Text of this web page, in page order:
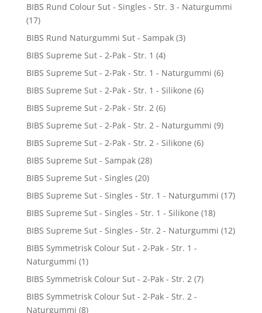
BIBS Rund Colour Sut - Singles - Str. 3 - Naturgummi
(17)
BIBS Rund Naturgummi Sut - Sampak (3)
BIBS Supreme Sut - 2-Pak - Str. 1 (4)
BIBS Supreme Sut - 2-Pak - Str. 1 - Naturgummi (6)
BIBS Supreme Sut - 2-Pak - Str. 1 - Silikone (6)
BIBS Supreme Sut - 2-Pak - Str. 2 (6)
BIBS Supreme Sut - 2-Pak - Str. 2 - Naturgummi (9)
BIBS Supreme Sut - 2-Pak - Str. 2 - Silikone (6)
BIBS Supreme Sut - Sampak (28)
BIBS Supreme Sut - Singles (20)
BIBS Supreme Sut - Singles - Str. 1 - Naturgummi (17)
BIBS Supreme Sut - Singles - Str. 1 - Silikone (18)
BIBS Supreme Sut - Singles - Str. 2 - Naturgummi (12)
BIBS Symmetrisk Colour Sut - 2-Pak - Str. 1 -
Naturgummi (1)
BIBS Symmetrisk Colour Sut - 2-Pak - Str. 2 (7)
BIBS Symmetrisk Colour Sut - 2-Pak - Str. 2 -
Naturgummi (8)